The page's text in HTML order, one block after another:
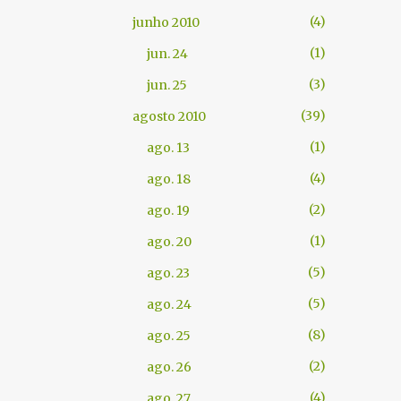
junho 2010
4
jun. 24
1
jun. 25
3
agosto 2010
39
ago. 13
1
ago. 18
4
ago. 19
2
ago. 20
1
ago. 23
5
ago. 24
5
ago. 25
8
ago. 26
2
4